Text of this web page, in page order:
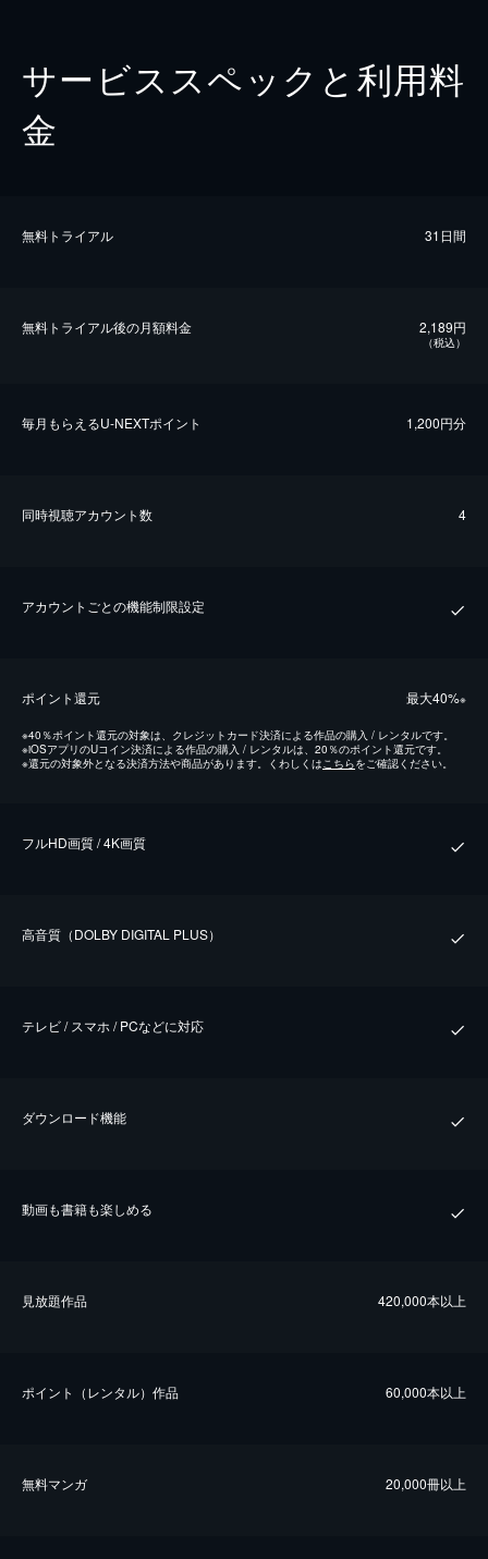
サービススペックと利用料
金
無料トライアル 31日間
無料トライアル後の⽉額料金 2,189円
（税込）
毎⽉もらえるU-NEXTポイント 1,200円分
同時視聴アカウント数 4
アカウントごとの機能制限設定
ポイント還元 最⼤40%※
※40％ポイント還元の対象は、クレジットカード決済による作品の購入 / レンタルです。
※iOSアプリのUコイン決済による作品の購入 / レンタルは、20％のポイント還元です。
※還元の対象外となる決済方法や商品があります。くわしくは こちらをご確認ください。
フルHD画質 / 4K画質
⾼⾳質（DOLBY DIGITAL PLUS）
テレビ / スマホ / PCなどに対応
ダウンロード機能
動画も書籍も楽しめる
⾒放題作品 420,000本以上
ポイント（レンタル）作品 60,000本以上
無料マンガ 20,000冊以上